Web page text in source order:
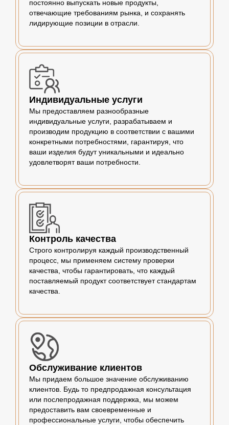
постоянно выпускать новые продукты,
отвечающие требованиям рынка, и сохранять
лидирующие позиции в отрасли.
Индивидуальные услуги
Мы предоставляем разнообразные
индивидуальные услуги, разрабатываем и
производим продукцию в соответствии с вашими
конкретными потребностями, гарантируя, что
ваши изделия будут уникальными и идеально
удовлетворят ваши потребности.
Контроль качества
Строго контролируя каждый производственный
процесс, мы применяем систему проверки
качества, чтобы гарантировать, что каждый
поставляемый продукт соответствует стандартам
качества.
Обслуживание клиентов
Мы придаем большое значение обслуживанию
клиентов. Будь то предпродажная консультация
или послепродажная поддержка, мы можем
предоставить вам своевременные и
профессиональные услуги, чтобы обеспечить